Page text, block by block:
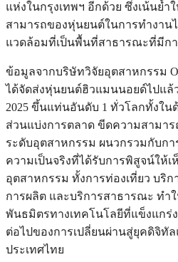
แห่งในกรุงเทพฯ อีกด้วย ซึ่งเน้นย้ำ
สามารถของหุ่นยนต์ในการทำงาน
แวดล้อมที่เป็นพื้นที่สาธารณะที่มีกา
ข้อมูลจากบริษัทวิจัยอุตสาหกรรม
ได้จัดส่งหุ่นยนต์ฮิวแมนนอยด์ไปแล้
2025 ขึ้นแท่นอันดับ 1 ทั่วโลกทั้งใ
ส่วนแบ่งการตลาด ขีดความสามา
ระดับอุตสาหกรรม ผนวกรวมกับก
ความเป็นจริงที่ได้รับการพิสูจน์ให้
อุตสาหกรรม ทั้งการท่องเที่ยว บริ
การผลิต และบริการสาธารณะ ทำ
พันธมิตรทางเทคโนโลยีที่แข็งแกร่
ต่อไปของการเปลี่ยนผ่านสู่ยุคดิจิทั
ประเทศไทย